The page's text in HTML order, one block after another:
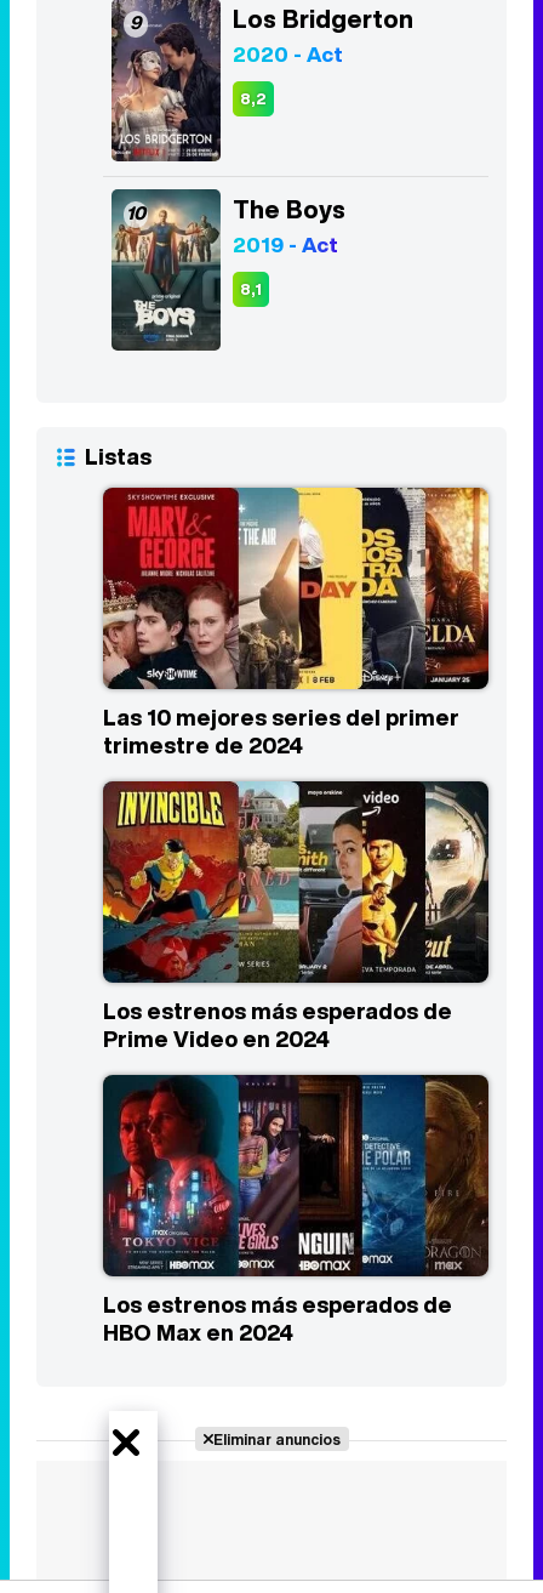
9 Los Bridgerton
2020 - Act
8,2
10 The Boys
2019 - Act
8,1
Listas
Las 10 mejores series del primer
trimestre de 2024
Los estrenos más esperados de
Prime Video en 2024
Los estrenos más esperados de
HBO Max en 2024
Eliminar anuncios